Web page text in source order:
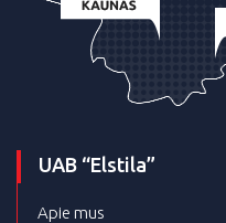
UAB “Elstila”
Apie mus